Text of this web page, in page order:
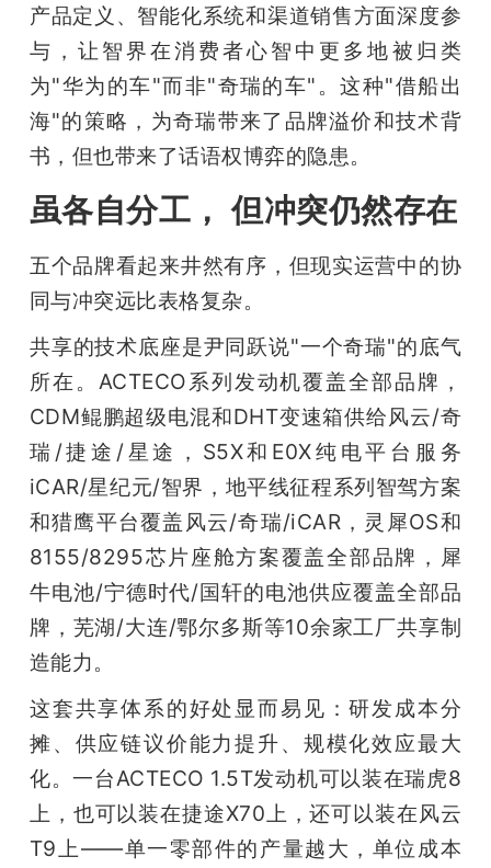
产品定义、智能化系统和渠道销售方面深度参
与，让智界在消费者心智中更多地被归类
为"华为的车"而非"奇瑞的车"。这种"借船出
海"的策略，为奇瑞带来了品牌溢价和技术背
书，但也带来了话语权博弈的隐患。
虽各自分工， 但冲突仍然存在
五个品牌看起来井然有序，但现实运营中的协
同与冲突远比表格复杂。
共享的技术底座是尹同跃说"一个奇瑞"的底气
所在。ACTECO系列发动机覆盖全部品牌，
CDM鲲鹏超级电混和DHT变速箱供给风云/奇
瑞/捷途/星途，S5X和E0X纯电平台服务
iCAR/星纪元/智界，地平线征程系列智驾方案
和猎鹰平台覆盖风云/奇瑞/iCAR，灵犀OS和
8155/8295芯片座舱方案覆盖全部品牌，犀
牛电池/宁德时代/国轩的电池供应覆盖全部品
牌，芜湖/大连/鄂尔多斯等10余家工厂共享制
造能力。
这套共享体系的好处显而易见：研发成本分
摊、供应链议价能力提升、规模化效应最大
化。一台ACTECO 1.5T发动机可以装在瑞虎8
上，也可以装在捷途X70上，还可以装在风云
T9上——单一零部件的产量越大，单位成本